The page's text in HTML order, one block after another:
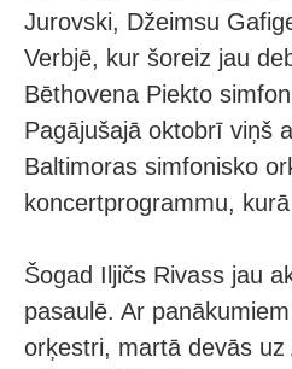
Jurovski, Džeimsu
Verbjē, kur šoreiz jau
Bēthovena Piekto
Pagājušajā oktobrī viņš
Baltimoras simfonisko
koncertprogrammu,
Šogad Iljičs Rivass jau
pasaulē. Ar
orķestri, martā devās uz